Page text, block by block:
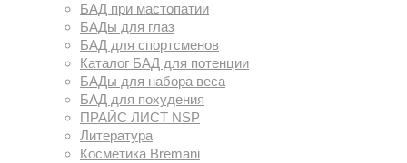
БАД при мастопатии
БАДы для глаз
БАД для спортсменов
Каталог БАД для потенции
БАДы для набора веса
БАД для похудения
ПРАЙС ЛИСТ NSP
Литература
Косметика Bremani